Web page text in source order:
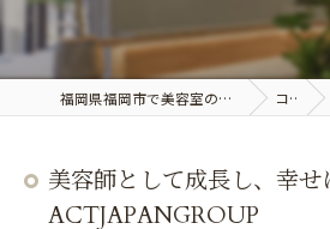
福岡県福岡市で美容室の求人ならACT JAPAN GROUP コラム
美容師として成長し、幸せ
ACTJAPANGROUP